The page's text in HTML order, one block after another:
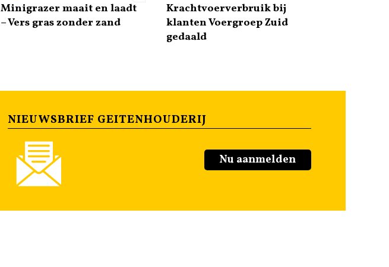
Minigrazer maait en laadt
– Vers gras zonder zand
Krachtvoerverbruik bij
klanten Voergroep Zuid
gedaald
NIEUWSBRIEF GEITENHOUDERIJ
Nu aanmelden